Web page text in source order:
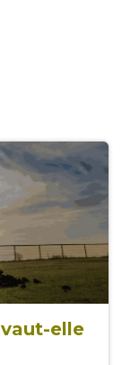
vaut-elle